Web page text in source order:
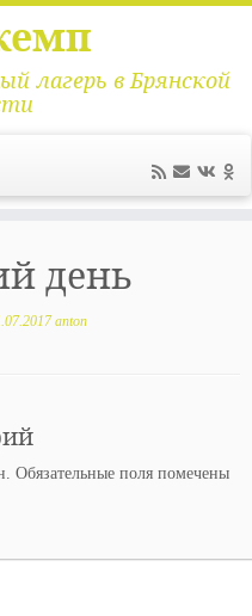
лагерь в Брянской
день
anton
Обязательные поля помечены